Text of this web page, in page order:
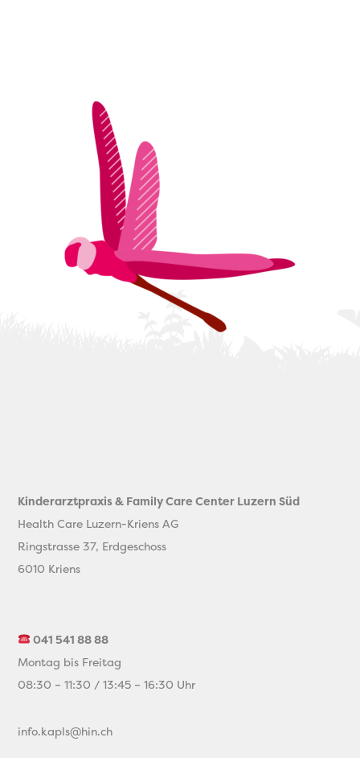
Kinderarztpraxis & Family Care Center Luzern Süd
Health Care Luzern-Kriens AG
Ringstrasse 37, Erdgeschoss
6010 Kriens
041 541 88 88
Montag bis Freitag
08:30 – 11:30 / 13:45 – 16:30 Uhr
info.kapls@hin.ch